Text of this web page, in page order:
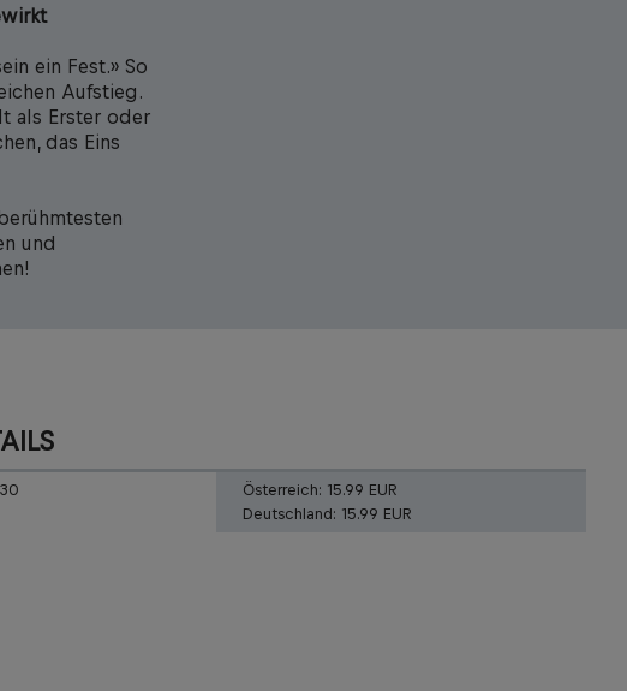
ein Fest.» So
Aufstieg.
als Erster oder
das Eins
und
Österreich: 15.99 EUR
Deutschland: 15.99 EUR